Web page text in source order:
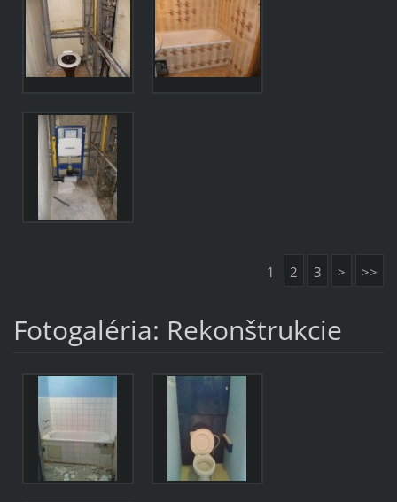
1 2 3 > >>
Fotogaléria: Rekonštrukcie